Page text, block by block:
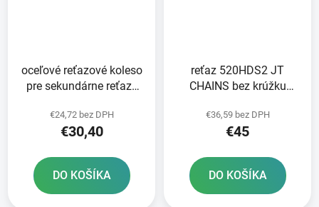
oceľové reťazové koleso
pre sekundárne reťaze
zubov
€24,72 bez DPH
€30,40
DO KOŠÍKA
reťaz 520HDS2 JT
CHAINS bez krúžku
vrátane rozpojovacej
spojky
€36,59 bez DPH
€45
DO KOŠÍKA